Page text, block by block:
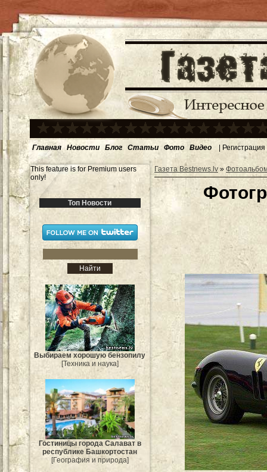
Главная Новости Блог Статьи Фото Видео | Регистрация
This feature is for Premium users
only!
Топ Новости
Выбираем хорошую бензопилу
[Техника и наука]
Гостиницы города Салават в
республике Башкортостан
[География и природа]
Газета Bestnews.lv»